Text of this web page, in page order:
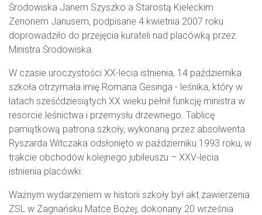
Środowiska Janem Szyszko a Starostą Kieleckim
Zenonem Janusem, podpisane 4 kwietnia 2007 roku
doprowadziło do przejęcia kurateli nad placówką przez
Ministra Środowiska.
W czasie uroczystości XX-lecia istnienia, 14 października
szkoła otrzymała imię Romana Gesinga - leśnika, który w
latach sześćdziesiątych XX wieku pełnił funkcję ministra w
resorcie leśnictwa i przemysłu drzewnego. Tablicę
pamiątkową patrona szkoły, wykonaną przez absolwenta
Ryszarda Witczaka odsłonięto w październiku 1993 roku, w
trakcie obchodów kolejnego jubileuszu – XXV-lecia
istnienia placówki.
Ważnym wydarzeniem w historii szkoły był akt zawierzenia
ZSL w Zagnańsku Matce Bożej, dokonany 20 września